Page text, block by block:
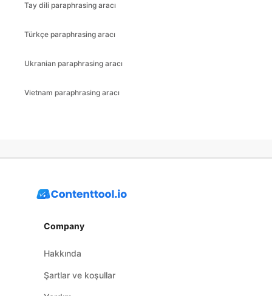
Tay dili paraphrasing aracı
Türkçe paraphrasing aracı
Ukranian paraphrasing aracı
Vietnam paraphrasing aracı
Company
Hakkında
Şartlar ve koşullar